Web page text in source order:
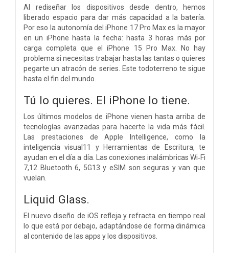
Al rediseñar los dispositivos desde dentro, hemos
liberado espacio para dar más capacidad a la batería.
Por eso la autonomía del iPhone 17 Pro Max es la mayor
en un iPhone hasta la fecha: hasta 3 horas más por
carga completa que el iPhone 15 Pro Max. No hay
problema si necesitas trabajar hasta las tantas o quieres
pegarte un atracón de series. Este todoterreno te sigue
hasta el fin del mundo.
Tú lo quieres. El iPhone lo tiene.
Los últimos modelos de iPhone vienen hasta arriba de
tecnologías avanzadas para hacerte la vida más fácil.
Las prestaciones de Apple Intelligence, como la
inteligencia visual11 y Herramientas de Escritura, te
ayudan en el día a día. Las conexiones inalámbricas Wi‑Fi
7,12 Bluetooth 6, 5G13 y eSIM son seguras y van que
vuelan.
Liquid Glass.
El nuevo diseño de iOS refleja y refracta en tiempo real
lo que está por debajo, adaptándose de forma dinámica
al contenido de las apps y los dispositivos.